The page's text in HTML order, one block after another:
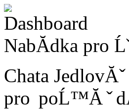
NabĂ­dka pro
Chata
pro